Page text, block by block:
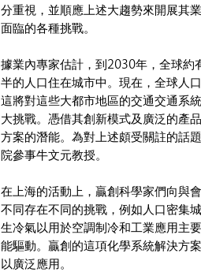
分重視，並順應上述大趨勢來開展其
面臨的各種挑戰。
據業內專家估計，到2030年，全球約
半的人口住在城市中。現在，全球人
這將對這些大都市地區的交通交通系
大挑戰。憑借其創新模式及廣泛的產
方案的潛能。為對上述頗受關註的話
院參事牛文元教授。
在上海的活動上，贏創科學家們向與
不同存在不同的挑戰，例如人口密集
生冷氣以用於空調制冷和工業應用主
能驅動。贏創的這項化學系統解決方
以廣泛應用。